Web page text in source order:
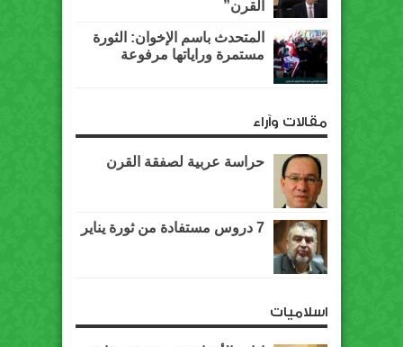
القرن”
المتحدث باسم الإخوان: الثورة
مستمرة وراياتها مرفوعة
مقالات وآراء
حراسة عربية لصفقة القرن
7 دروس مستفادة من ثورة يناير
اسلاميات